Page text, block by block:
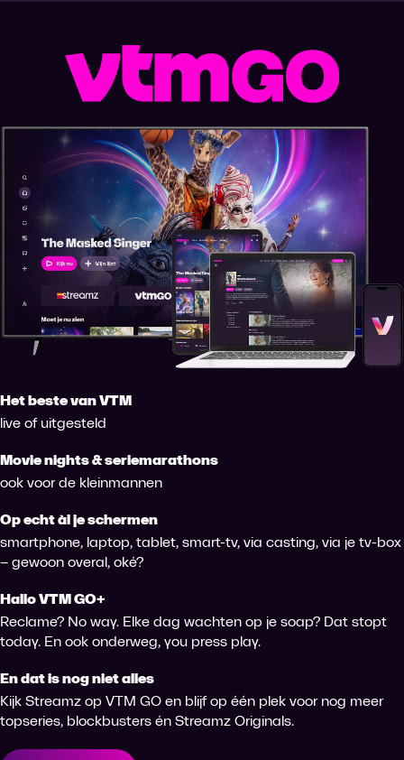
Het beste van VTM
live of uitgesteld
Movie nights & seriemarathons
ook voor de kleinmannen
Op echt àl je schermen
smartphone, laptop, tablet, smart-tv, via casting, via je tv-box
– gewoon overal, oké?
Hallo VTM GO+
Reclame? No way. Elke dag wachten op je soap? Dat stopt
today. En ook onderweg, you press play.
En dat is nog niet alles
Kijk Streamz op VTM GO en blijf op één plek voor nog meer
topseries, blockbusters én Streamz Originals.